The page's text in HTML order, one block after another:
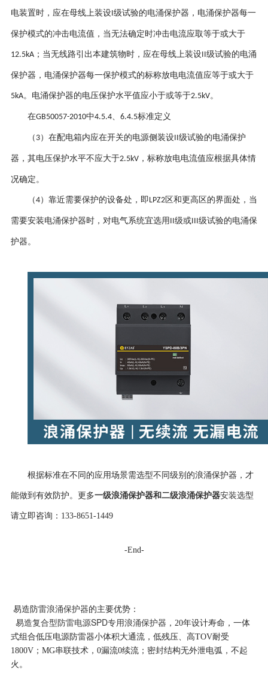
电装置时，应在母线上装设I 级试验的电涌保护器，电涌保护器每一
保护模式的冲击电流值，当无法确定时冲击电流应取等于或大于
12.5kA；当无线路引出本建筑物时，应在母线上装设II 级试验的电涌
保护器，电涌保护器每一保护模式的标称放电电流值应等于或大于
5kA。电涌保护器的电压保护水平值应小于或等于2.5kV。
在GB50057-2010中4.5.4、 6.4.5标准定义
（ 3）在配电箱内应在开关的电源侧装设II 级试验的电涌保护
器，其电压保护水平不应大于2.5kV，标称放电电流值应根据具体情
况确定。
（4）靠近需要保护的设备处，即 LPZ2区和更高区的界面处，当
需要安装电涌保护器时，对电气系统宜选用 级或III 级试验的电涌保
护器。
根据标准在不同的应用场景需选型不同级别的浪涌保护器，才
能做到有效防护。更多一级浪涌保护器和二级浪涌保护器安装选型
请立即咨询：133-8651-1449
-End-
易造防雷浪涌保护器的主要优势：
易造复合型防雷电源SPD专用浪涌保护器 ，20年设计寿命，一体
式组合低压电源防雷器小体积大通流，低残压、高TOV耐受
1800V；MG串联技术，0漏流0续流；密封结构无外泄电弧，不起
火。